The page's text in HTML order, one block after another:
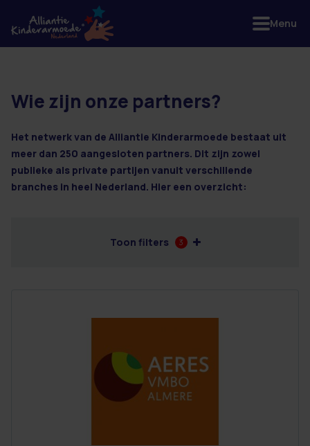
81 resultaten
Wie zijn onze partners?
Het netwerk van de Alliantie Kinderarmoede bestaat uit
meer dan 250 aangesloten partners. Dit zijn zowel
publieke als private partijen vanuit verschillende
branches in heel Nederland. Hier een overzicht:
Toon filters 3
Menu